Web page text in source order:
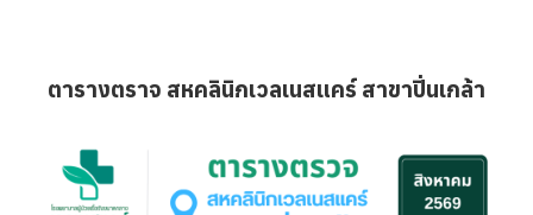
ตารางตราจ สหคลินิกเวลเนสแคร์ สาขาปิ่นเกล้า